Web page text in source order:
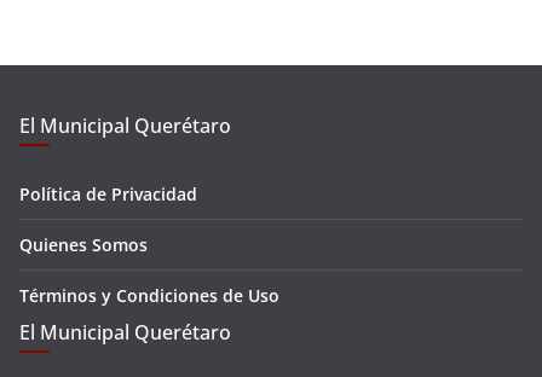
El Municipal Querétaro
Política de Privacidad
Quienes Somos
Términos y Condiciones de Uso
El Municipal Querétaro